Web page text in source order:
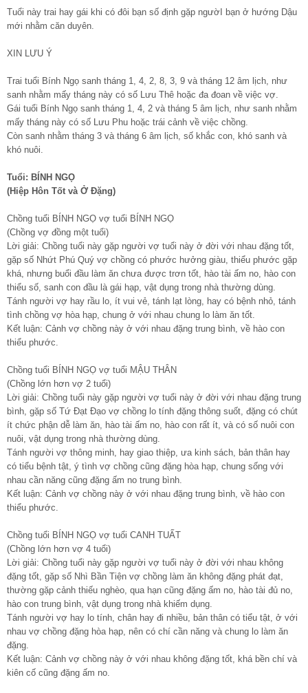
Tuổi này trai hay gái khi có đôi bạn số định gặp ngườI bạn ở hướng Dậu
mới nhằm căn duyên.
XIN LƯU Ý
Trai tuổi Bính Ngọ sanh tháng 1, 4, 2, 8, 3, 9 và tháng 12 âm lịch, như
sanh nhằm mấy tháng này có số Lưu Thê hoặc đa đoan về việc vợ.
Gái tuổi Bính Ngọ sanh tháng 1, 4, 2 và tháng 5 âm lịch, như sanh nhằm
mấy tháng này có số Lưu Phu hoặc trái cảnh về việc chồng.
Còn sanh nhằm tháng 3 và tháng 6 âm lịch, số khắc con, khó sanh và
khó nuôi.
Tuổi: BÍNH NGỌ
(Hiệp Hôn Tốt và Ở Đặng)
Chồng tuổi BÍNH NGỌ vợ tuổi BÍNH NGỌ
(Chồng vợ đồng một tuổi)
Lời giải: Chồng tuổi này gặp người vợ tuổi này ở đời với nhau đặng tốt,
gặp số Nhứt Phú Quý vợ chồng có phước hưởng giàu, thiểu phước gặp
khá, nhưng buổi đầu làm ăn chưa được trơn tốt, hào tài ấm no, hào con
thiểu số, sanh con đầu là gái hạp, vật dụng trong nhà thường dùng.
Tánh người vợ hay rầu lo, ít vui vẻ, tánh lạt lòng, hay có bệnh nhỏ, tánh
tình chồng vợ hòa hạp, chung ở với nhau chung lo làm ăn tốt.
Kết luận: Cảnh vợ chồng này ở với nhau đặng trung bình, về hào con
thiểu phước.
Chồng tuổi BÍNH NGỌ vợ tuổi MẬU THÂN
(Chồng lớn hơn vợ 2 tuổi)
Lời giải: Chồng tuổi này gặp người vợ tuổi này ở đời với nhau đặng trung
bình, gặp số Tứ Đạt Đạo vợ chồng lo tính đặng thông suốt, đặng có chút
ít chức phận dễ làm ăn, hào tài ấm no, hào con rất ít, và có số nuôi con
nuôi, vật dụng trong nhà thường dùng.
Tánh người vợ thông minh, hay giao thiệp, ưa kinh sách, bản thân hay
có tiểu bệnh tật, ý tình vợ chồng cũng đặng hòa hạp, chung sống với
nhau cần năng cũng đặng ấm no trung bình.
Kết luận: Cảnh vợ chồng này ở với nhau đặng trung bình, về hào con
thiểu phước.
Chồng tuổi BÍNH NGỌ vợ tuổi CANH TUẤT
(Chồng lớn hơn vợ 4 tuổi)
Lời giải: Chồng tuổi này gặp người vợ tuổi này ở đời với nhau không
đặng tốt, gặp số Nhì Bần Tiện vợ chồng làm ăn không đặng phát đạt,
thường gặp cảnh thiếu nghèo, qua hạn cũng đặng ấm no, hào tài đủ no,
hào con trung bình, vật dụng trong nhà khiếm dụng.
Tánh người vợ hay lo tính, chân hay đi nhiều, bản thân có tiểu tật, ở với
nhau vợ chồng đặng hòa hạp, nên có chí cần năng và chung lo làm ăn
đặng.
Kết luận: Cảnh vợ chồng này ở với nhau không đặng tốt, khá bền chí và
kiên cố cũng đặng ấm no.